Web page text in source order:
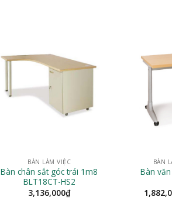
BÀN LÀM VIỆC
Bàn chân sắt góc trái 1m8
BLT18CT-HS2
3,136,000₫
BÀN
Bàn